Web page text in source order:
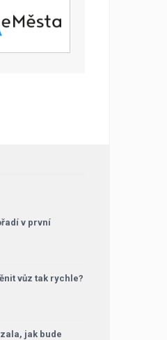
v první
vůz tak rychle?
jak bude